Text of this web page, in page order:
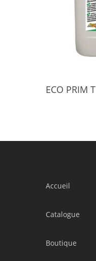
ECO PRIM T
Accueil
Catalogue
Boutique